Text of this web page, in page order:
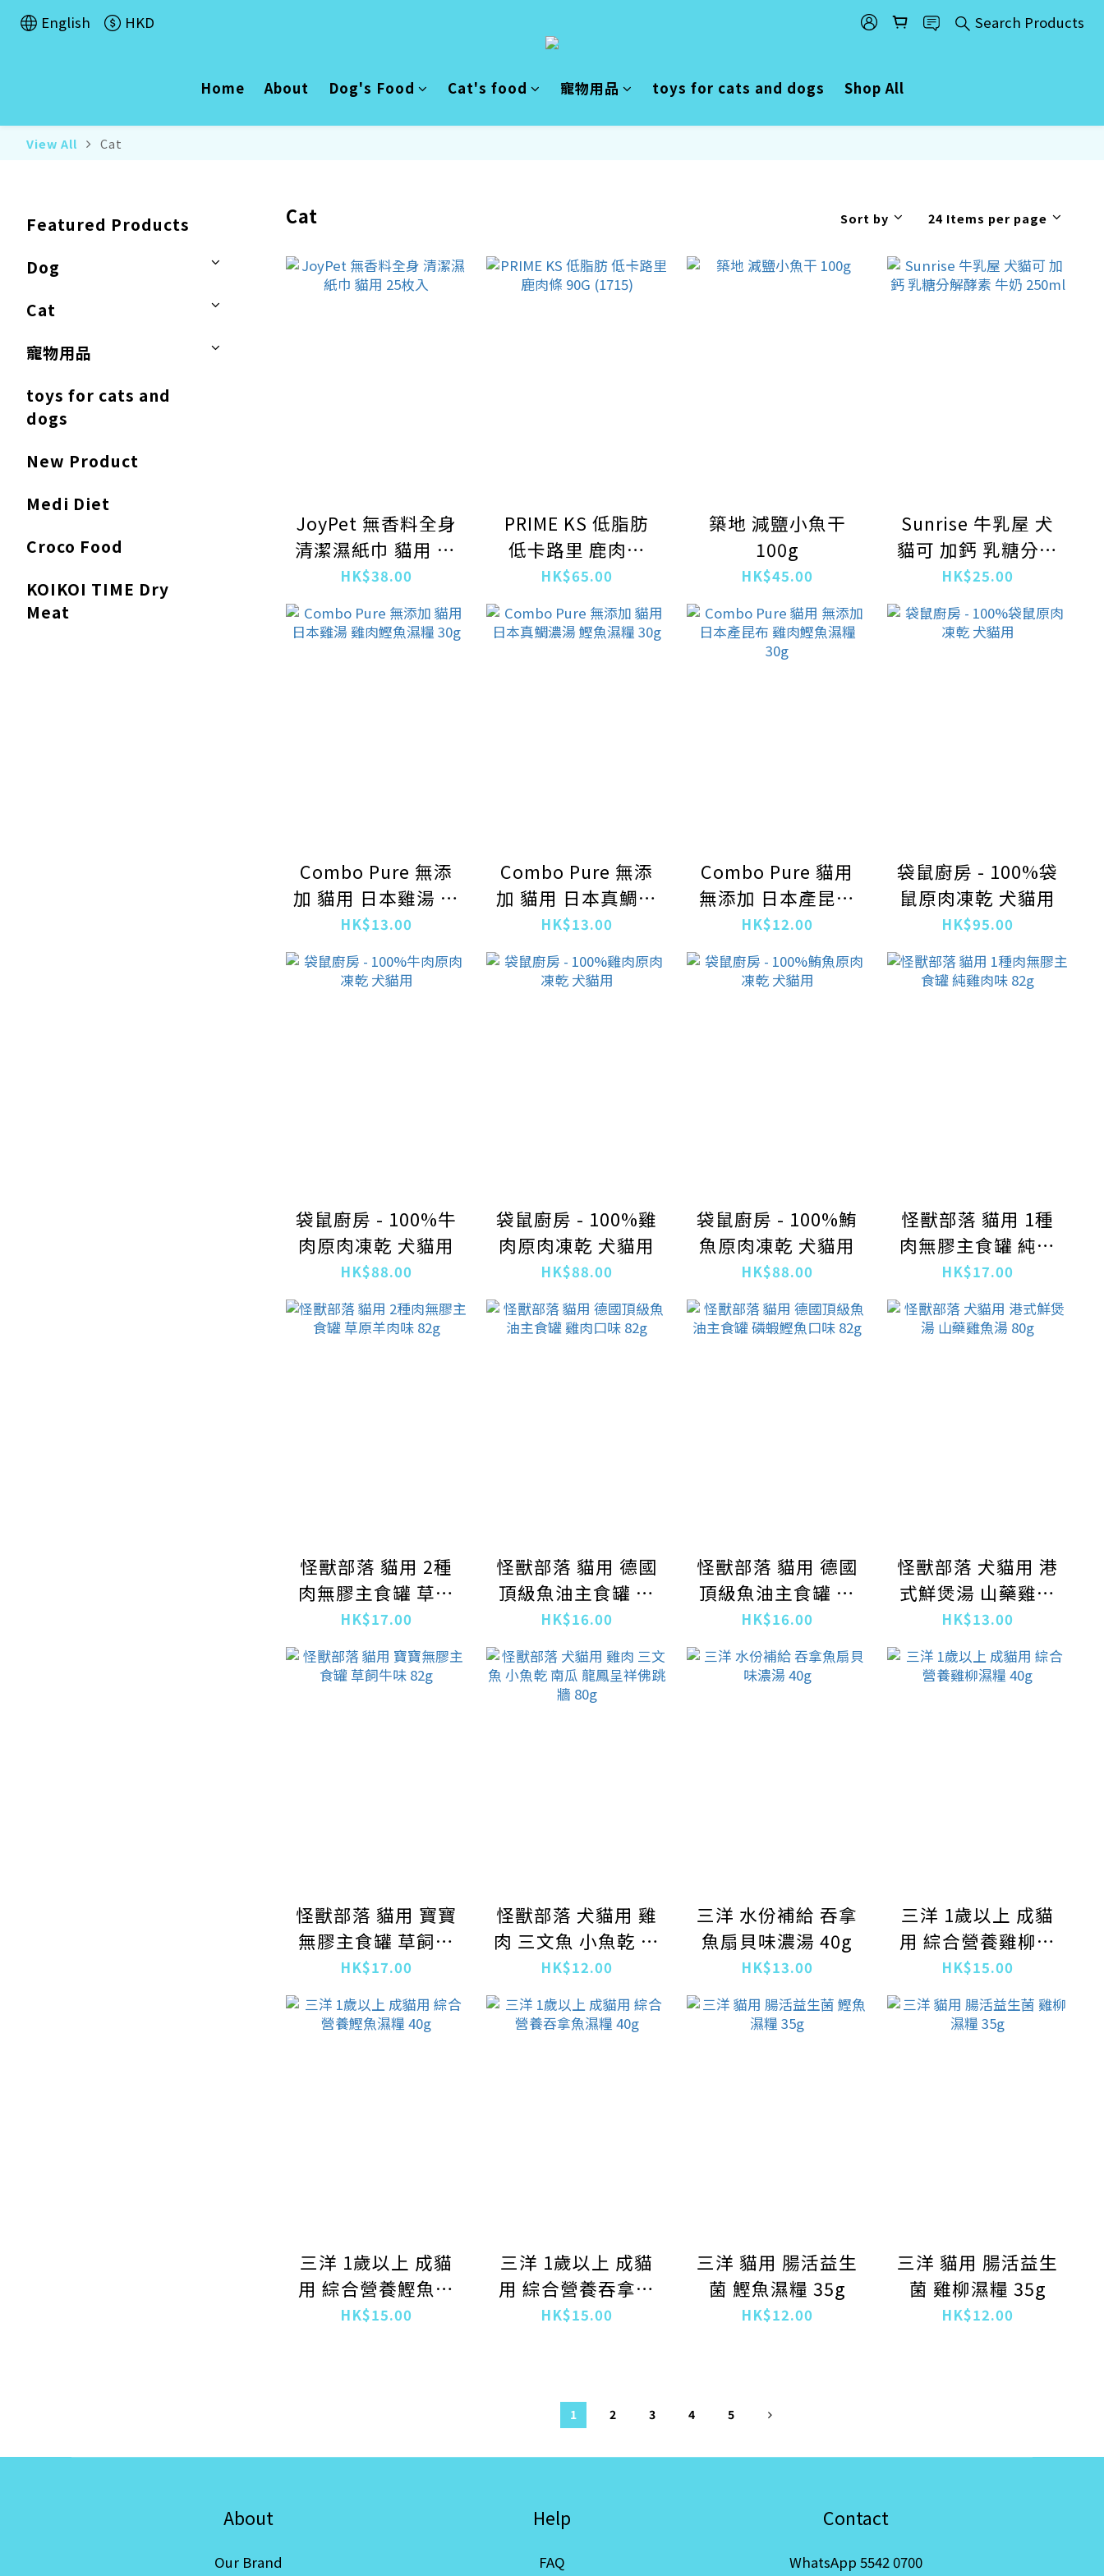
English HKD Search Products
Home About Dog's Food Cat's food 寵物用品 toys for cats and dogs Shop All
View All Cat
Featured Products
Dog
Cat
寵物用品
toys for cats and
dogs
New Product
Medi Diet
Croco Food
KOIKOI TIME Dry
Meat
Cat Sort by 24 Items per page
JoyPet 無香料全身
清潔濕紙巾 貓用 25
枚入
HK$38.00
PRIME KS 低脂肪
低卡路里 鹿肉條
90G (1715)
HK$65.00
築地 減鹽小魚干
100g
HK$45.00
Sunrise 牛乳屋 犬
貓可 加鈣 乳糖分解
酵素 牛奶 250ml
HK$25.00
Combo Pure 無添
加 貓用 日本雞湯 雞
肉鰹魚濕糧 30g
HK$13.00
Combo Pure 無添
加 貓用 日本真鯛濃
湯 鰹魚濕糧 30g
HK$13.00
Combo Pure 貓用
無添加 日本產昆布
雞肉鰹魚濕糧 30g
HK$12.00
袋鼠廚房 - 100%袋
鼠原肉凍乾 犬貓用
HK$95.00
袋鼠廚房 - 100%牛
肉原肉凍乾 犬貓用
HK$88.00
袋鼠廚房 - 100%雞
肉原肉凍乾 犬貓用
HK$88.00
袋鼠廚房 - 100%鮪
魚原肉凍乾 犬貓用
HK$88.00
怪獸部落 貓用 1種
肉無膠主食罐 純雞
肉味 82g
HK$17.00
怪獸部落 貓用 2種
肉無膠主食罐 草原
羊肉味 82g
HK$17.00
怪獸部落 貓用 德國
頂級魚油主食罐 雞
肉口味 82g
HK$16.00
怪獸部落 貓用 德國
頂級魚油主食罐 磷
蝦鰹魚口味 82g
HK$16.00
怪獸部落 犬貓用 港
式鮮煲湯 山藥雞魚
湯 80g
HK$13.00
怪獸部落 貓用 寶寶
無膠主食罐 草飼牛
味 82g
HK$17.00
怪獸部落 犬貓用 雞
肉 三文魚 小魚乾 南
瓜 龍鳳呈祥佛跳牆
80g
HK$12.00
三洋 水份補給 吞拿
魚扇貝味濃湯 40g
HK$13.00
三洋 1歲以上 成貓
用 綜合營養雞柳濕
糧 40g
HK$15.00
三洋 1歲以上 成貓
用 綜合營養鰹魚濕
糧 40g
HK$15.00
三洋 1歲以上 成貓
用 綜合營養吞拿魚
濕糧 40g
HK$15.00
三洋 貓用 腸活益生
菌 鰹魚濕糧 35g
HK$12.00
三洋 貓用 腸活益生
菌 雞柳濕糧 35g
HK$12.00
1 2 3 4 5
About
Our Brand
Help
FAQ
Contact
WhatsApp 5542 0700